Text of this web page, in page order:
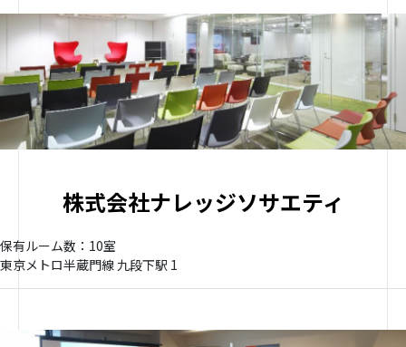
株式会社ナレッジソサエティ
保有ルーム数：10室
東京メトロ半蔵門線 九段下駅 1